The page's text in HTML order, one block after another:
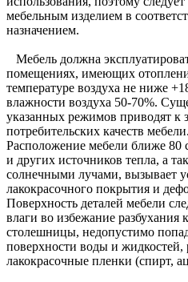
мебельным изделием в
назначением.
Мебель должна
помещениях, имеющих
температуре воздуха не ниже
влажности воздуха 50-70%.
указанных режимов приводят к
потребительских качеств мебели.
Расположение мебели ближе 80
и других источников тепла, а
солнечными лучами, вызывает
лакокрасочного покрытия и
Поверхность деталей мебели
влаги во избежание разбухания
столешницы, недопустимо
поверхности воды и
лакокрасочные пленки (спирт,